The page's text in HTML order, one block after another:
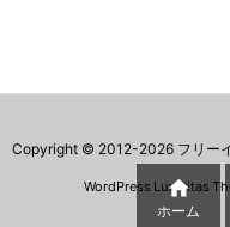
Copyright © 2012-2026 フリー
WordPress Luxeritas

ホーム